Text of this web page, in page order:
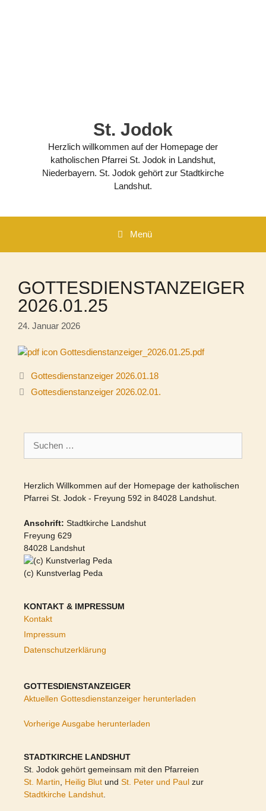
St. Jodok
Herzlich willkommen auf der Homepage der
katholischen Pfarrei St. Jodok in Landshut,
Niederbayern. St. Jodok gehört zur Stadtkirche
Landshut.
Menü
GOTTESDIENSTANZEIGER
2026.01.25
24. Januar 2026
Gottesdienstanzeiger_2026.01.25.pdf
Gottesdienstanzeiger 2026.01.18
Gottesdienstanzeiger 2026.02.01.
nach:
Herzlich Willkommen auf der Homepage der katholischen
Pfarrei St. Jodok - Freyung 592 in 84028 Landshut.
Anschrift: Stadtkirche Landshut
Freyung 629
84028 Landshut
(c) Kunstverlag Peda
KONTAKT & IMPRESSUM
Kontakt
Impressum
Datenschutzerklärung
GOTTESDIENSTANZEIGER
Aktuellen Gottesdienstanzeiger herunterladen
Vorherige Ausgabe herunterladen
STADTKIRCHE LANDSHUT
St. Jodok gehört gemeinsam mit den Pfarreien
St. Martin
Heilig Blut und St. Peter und Paul zur
Stadtkirche Landshut